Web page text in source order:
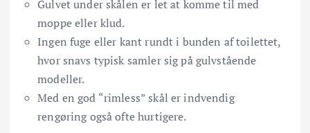
Gulvet under skålen er let at komme til med
moppe eller klud.
Ingen fuge eller kant rundt i bunden af toilettet,
hvor snavs typisk samler sig på gulvstående
modeller.
Med en god “rimless” skål er indvendig
rengøring også ofte hurtigere.